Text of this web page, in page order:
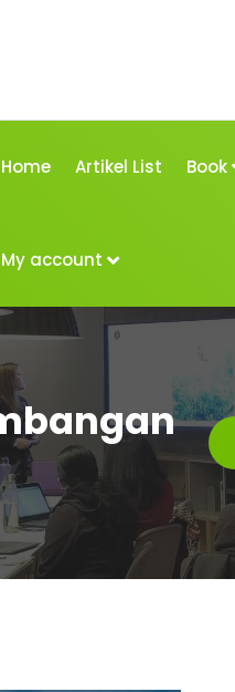
Home Artikel List Book
My account